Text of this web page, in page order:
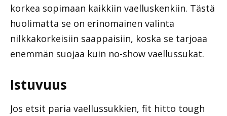
korkea sopimaan kaikkiin vaelluskenkiin. Tästä
huolimatta se on erinomainen valinta
nilkkakorkeisiin saappaisiin, koska se tarjoaa
enemmän suojaa kuin no-show vaellussukat.
Istuvuus
Jos etsit paria vaellussukkien, fit hitto tough